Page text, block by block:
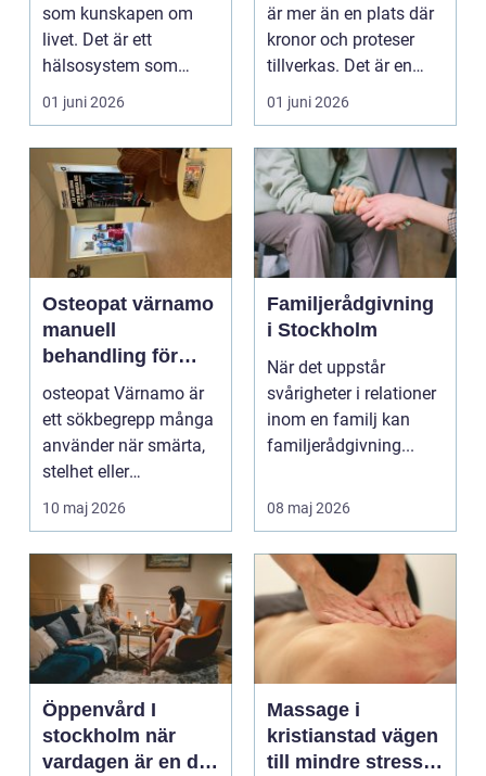
som kunskapen om
livet. Det är ett
hälsosystem som
betonar balans, helhet
och...
01 juni 2026
är mer än en plats där
kronor och proteser
tillverkas. Det är en
teknisk och ...
01 juni 2026
Osteopat värnamo
manuell
behandling för
minskad smärta
och Ökad rörlighet
osteopat Värnamo är
ett sökbegrepp många
använder när smärta,
stelhet eller
återkommande värk
börjar...
10 maj 2026
Familjerådgivning
i Stockholm
När det uppstår
svårigheter i relationer
inom en familj kan
familjerådgivning...
08 maj 2026
Öppenvård I
stockholm när
vardagen är en del
Massage i
kristianstad vägen
till mindre stress